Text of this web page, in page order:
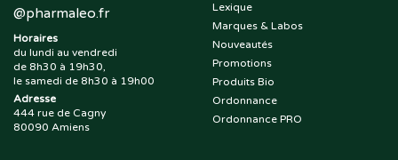
@pharmaleo.fr
Horaires
du lundi au vendredi
de 8h30 à 19h30,
le samedi de 8h30 à 19h00
Adresse
444 rue de Cagny
80090 Amiens
Lexique
Marques & Labos
Nouveautés
Promotions
Produits Bio
Ordonnance
Ordonnance PRO